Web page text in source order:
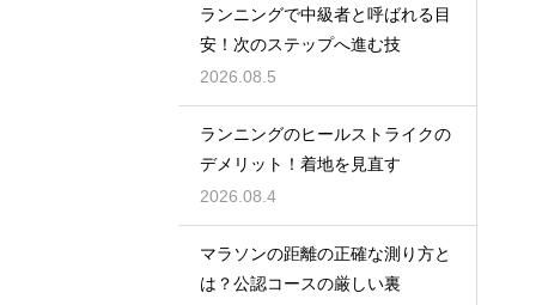
ランニングで中級者と呼ばれる目
安！次のステップへ進む技
2026.08.5
ランニングのヒールストライクの
デメリット！着地を見直す
2026.08.4
マラソンの距離の正確な測り方と
は？公認コースの厳しい裏